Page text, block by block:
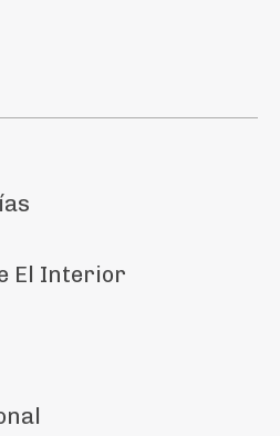
El Interior